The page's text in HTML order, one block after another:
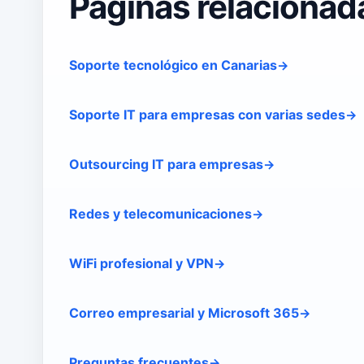
Soporte tecnológico en Canarias
Soporte IT para empresas con varias sedes
Outsourcing IT para empresas
Redes y telecomunicaciones
WiFi profesional y VPN
Correo empresarial y Microsoft 365